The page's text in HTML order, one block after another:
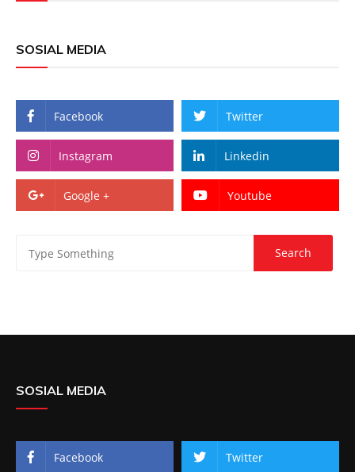
SOSIAL MEDIA
Facebook Twitter
Instagram Linkedin
Google + Youtube
SOSIAL MEDIA
Facebook Twitter